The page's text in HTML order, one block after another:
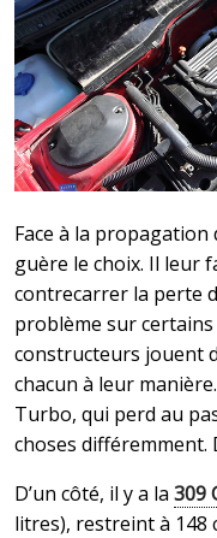
Face à la propagation
guère le choix. Il leur
contrecarrer la perte
problème sur certains
constructeurs jouent
chacun à leur
Turbo, qui perd au
choses différemment.
D’un côté, il y a la 309
litres), restreint à 148